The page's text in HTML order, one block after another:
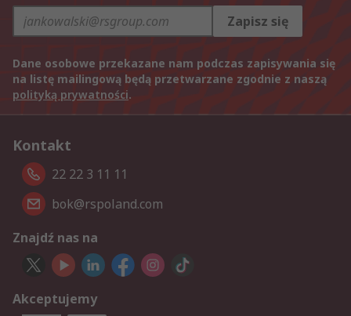
Zapisz się
Dane osobowe przekazane nam podczas zapisywania się
na listę mailingową będą przetwarzane zgodnie z naszą
polityką prywatności.
Kontakt
22 22 3 11 11
bok@rspoland.com
Znajdź nas na
Akceptujemy